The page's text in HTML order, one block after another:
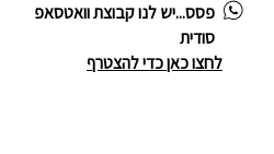
פסס...יש לנו קבוצת וואטסאפ
סודית
לחצו כאן כדי להצטרף